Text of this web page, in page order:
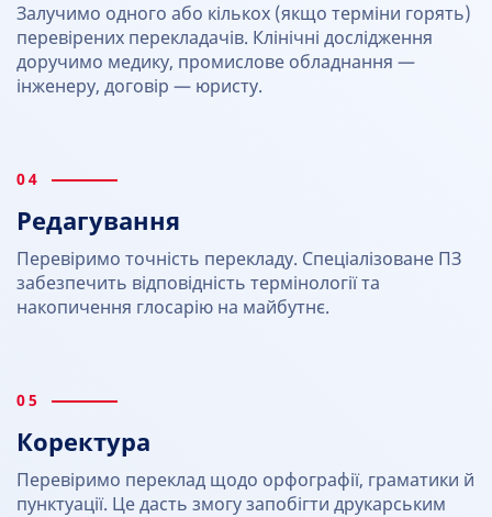
Залучимо одного або кількох (якщо терміни горять)
перевірених перекладачів. Клінічні дослідження
доручимо медику, промислове обладнання —
інженеру, договір — юристу.
04
Редагування
Перевіримо точність перекладу. Спеціалізоване ПЗ
забезпечить відповідність термінології та
накопичення глосарію на майбутнє.
05
Коректура
Перевіримо переклад щодо орфографії, граматики й
пунктуації. Це дасть змогу запобігти друкарським